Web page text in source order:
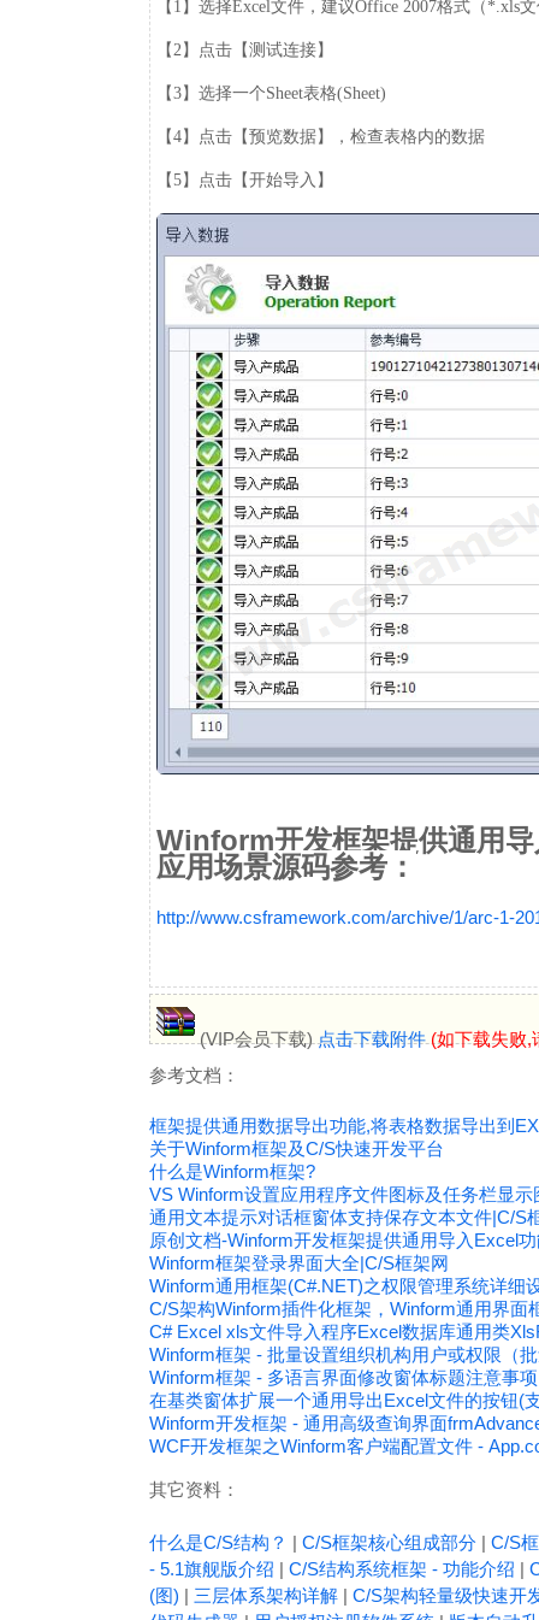
【1】选择Excel文件，建议Office 2007格式（*.xls
【2】点击【测试连接】
【3】选择一个Sheet表格(Sheet)
【4】点击【预览数据】，检查表格内的数据
【5】点击【开始导入】
Winform开发框架提供通用
应用场景源码参考：
http://www.csframework.com/archive/1/arc-1-
(VIP会员下载)点击下载附件 (如下载失败,
参考文档：
框架提供通用数据导出功能,将表格数据导出到
关于Winform框架及C/S快速开发平台
什么是Winform框架?
VS Winform设置应用程序文件图标及任务栏显
通用文本提示对话框窗体支持保存文本文件|C/S
原创文档-Winform开发框架提供通用导入Excel
Winform框架登录界面大全|C/S框架网
Winform通用框架(C#.NET)之权限管理系统详细
C/S架构Winform插件化框架，Winform通用界面
C# Excel xls文件导入程序Excel数据库通用类
Winform框架 - 批量设置组织机构用户或权限（
Winform框架 - 多语言界面修改窗体标题注意事项
在基类窗体扩展一个通用导出Excel文件的按钮(
Winform开发框架 - 通用高级查询界面
WCF开发框架之Winform客户端配置文件 -
其它资料：
什么是C/S结构？ | C/S框架核心组成部分 | C/S
- 5.1旗舰版介绍 | C/S结构系统框架 - 功能介绍 |
(图) | 三层体系架构详解 | C/S架构轻量级快速开